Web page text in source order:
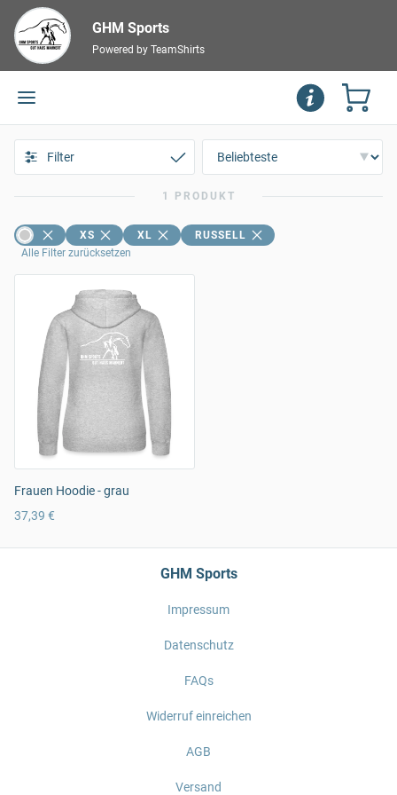
GHM Sports
Powered by TeamShirts
Filter
1 PRODUKT
XS XL
RUSSELL
Alle Filter zurücksetzen
Frauen Hoodie - grau
37,39 €
GHM Sports
Impressum
Datenschutz
FAQs
Widerruf einreichen
AGB
Versand